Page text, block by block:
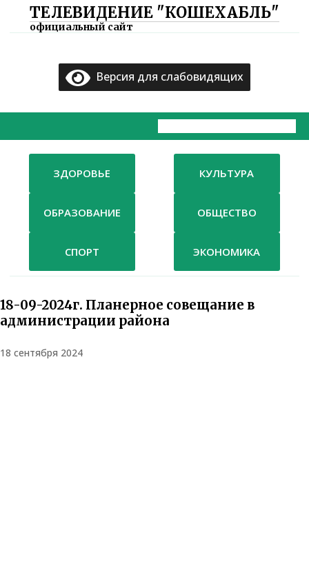
ТЕЛЕВИДЕНИЕ "КОШЕХАБЛЬ"
официальный сайт
Версия для слабовидящих
Документы
Контакты
ЗДОРОВЬЕ КУЛЬТУРА
ОБРАЗОВАНИЕ ОБЩЕСТВО
СПОРТ ЭКОНОМИКА
18-09-2024г. Планерное совещание в
администрации района
18 сентября 2024